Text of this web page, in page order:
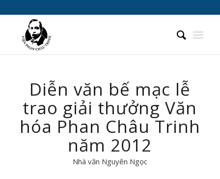
Diễn văn bế mạc lễ
trao giải thưởng Văn
hóa Phan Châu Trinh
năm 2012
Nhà văn Nguyên Ngọc